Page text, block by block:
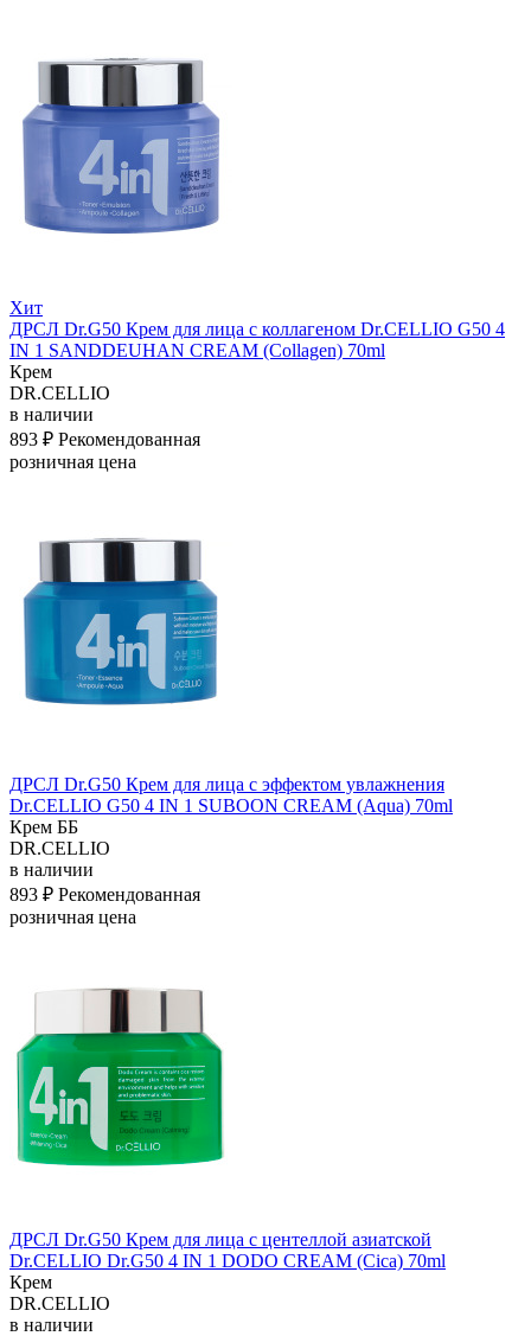
Хит
ДРСЛ Dr.G50 Крем для лица с коллагеном Dr.CELLIO G50 4
IN 1 SANDDEUHAN CREAM (Collagen) 70ml
Крем
DR.CELLIO
в наличии
893 ₽ Рекомендованная
розничная цена
ДРСЛ Dr.G50 Крем для лица с эффектом увлажнения
Dr.CELLIO G50 4 IN 1 SUBOON CREAM (Aqua) 70ml
Крем ББ
DR.CELLIO
в наличии
893 ₽ Рекомендованная
розничная цена
ДРСЛ Dr.G50 Крем для лица с центеллой азиатской
Dr.CELLIO Dr.G50 4 IN 1 DODO CREAM (Cica) 70ml
Крем
DR.CELLIO
в наличии